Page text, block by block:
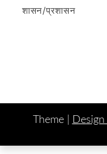
शासन/प्रशासन
Theme |